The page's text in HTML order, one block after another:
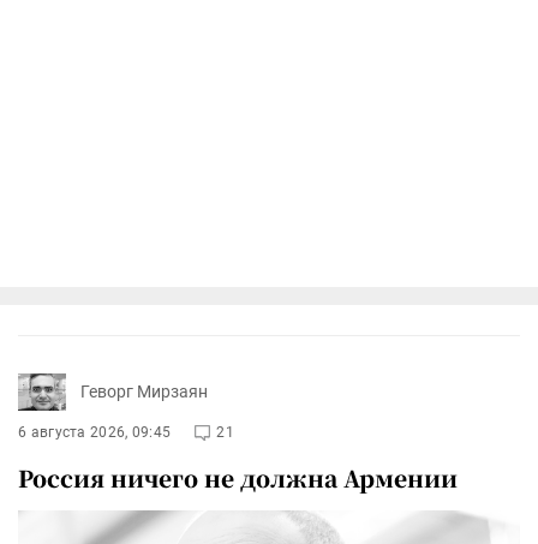
Геворг Мирзаян
6 августа 2026, 09:45 21
Россия ничего не должна Армении